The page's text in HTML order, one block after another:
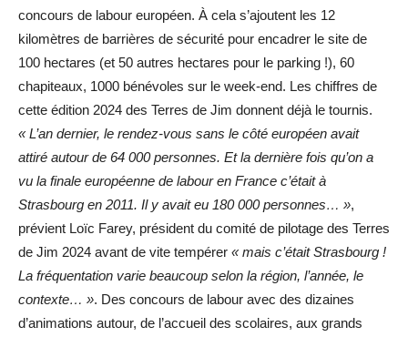
concours de labour européen. À cela s’ajoutent les 12
kilomètres de barrières de sécurité pour encadrer le site de
100 hectares (et 50 autres hectares pour le parking !), 60
chapiteaux, 1000 bénévoles sur le week-end. Les chiffres de
cette édition 2024 des Terres de Jim donnent déjà le tournis.
« L’an dernier, le rendez-vous sans le côté européen avait
attiré autour de 64 000 personnes. Et la dernière fois qu’on a
vu la finale européenne de labour en France c’était à
Strasbourg en 2011. Il y avait eu 180 000 personnes… »,
prévient Loïc Farey, président du comité de pilotage des Terres
de Jim 2024 avant de vite tempérer « mais c’était Strasbourg !
La fréquentation varie beaucoup selon la région, l’année, le
contexte… ». Des concours de labour avec des dizaines
d’animations autour, de l’accueil des scolaires, aux grands